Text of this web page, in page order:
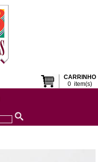
CARRINHO
0item(s)